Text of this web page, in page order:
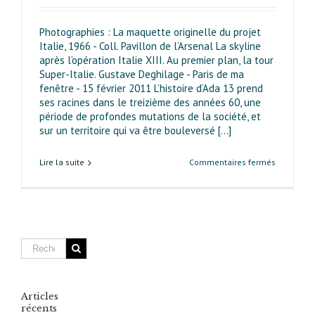
Photographies : La maquette originelle du projet
Italie, 1966 - Coll. Pavillon de l’Arsenal La skyline
après l’opération Italie XIII. Au premier plan, la tour
Super-Italie. Gustave Deghilage - Paris de ma
fenêtre - 15 février 2011 L’histoire d’Ada 13 prend
ses racines dans le treizième des années 60, une
période de profondes mutations de la société, et
sur un territoire qui va être bouleversé [...]
Lire la suite Commentaires fermés
Articles
récents